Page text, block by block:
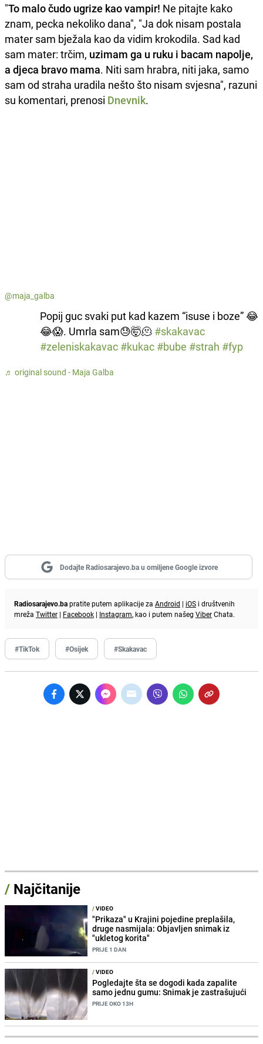
"To malo čudo ugrize kao vampir! Ne pitajte kako
znam, pecka nekoliko dana", "Ja dok nisam postala
mater sam bježala kao da vidim krokodila. Sad kad
sam mater: trčim, uzimam ga u ruku i bacam napolje,
a djeca bravo mama. Niti sam hrabra, niti jaka, samo
sam od straha uradila nešto što nisam svjesna", razuni
su komentari, prenosi Dnevnik.
@maja_galba
Popij guc svaki put kad kazem “isuse i boze” 😂
😂😱. Umrla sam😓🤯🫠 #skakavac
#zeleniskakavac #kukac #bube #strah #fyp
♬ original sound - Maja Galba
Dodajte Radiosarajevo.ba u omiljene Google izvore
Radiosarajevo.bapratite putem aplikacije za Android | iOS i društvenih
mreža Twitter | Facebook | Instagram, kao i putem našeg ViberChata.
#TikTok #Osijek #Skakavac
/ Najčitanije
/VIDEO
"Prikaza" u Krajini pojedine preplašila,
druge nasmijala: Objavljen snimak iz
"ukletog korita"
PRIJE 1 DAN
/VIDEO
Pogledajte šta se dogodi kada zapalite
samo jednu gumu: Snimak je zastrašujući
PRIJE OKO 13H